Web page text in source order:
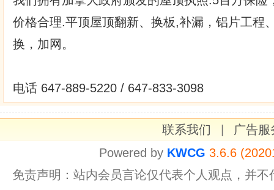
价格合理.平顶屋顶翻新、换板,补漏，铝片工程
换，加网。
电话 647-889-5220 / 647-833-3098
联系我们
广告服
Powered by KWCG 3.6.6
免责声明：站内会员言论仅代表个人观点，并